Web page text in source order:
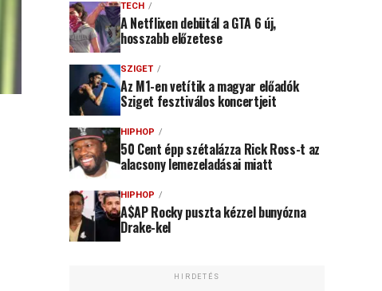
TECH
A Netflixen debütál a GTA 6 új,
hosszabb előzetese
SZIGET
Az M1-en vetítik a magyar előadók
Sziget fesztiválos koncertjeit
HIPHOP
50 Cent épp szétalázza Rick Ross-t az
alacsony lemezeladásai miatt
HIPHOP
A$AP Rocky puszta kézzel bunyózna
Drake-kel
HIRDETÉS